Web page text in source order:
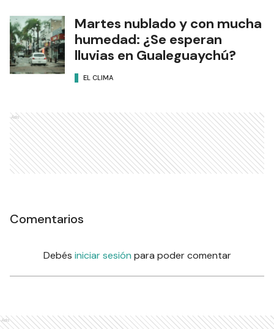
Martes nublado y con mucha
humedad: ¿Se esperan
lluvias en Gualeguaychú?
EL CLIMA
Ads
Comentarios
Debés iniciar sesión para poder comentar
Ads